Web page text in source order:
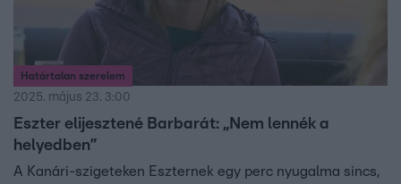
Határtalan szerelem
2025. május 23. 3:00
Eszter elijesztené Barbarát: „Nem lennék a
helyedben”
A Kanári-szigeteken Eszternek egy perc nyugalma sincs,